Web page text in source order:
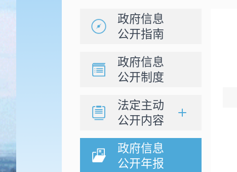
政府信息
公开指南
政府信息
公开制度
法定主动
公开内容
政府信息
公开年报